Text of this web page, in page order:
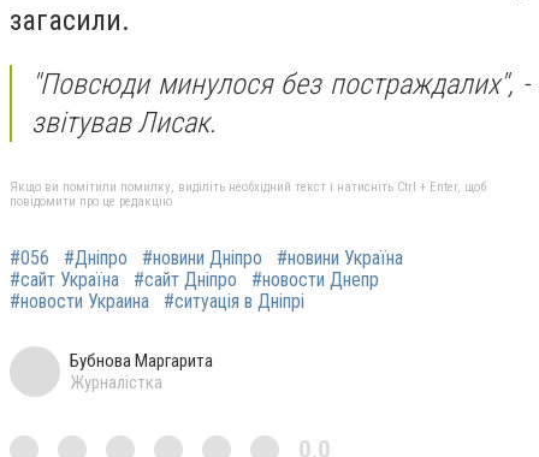
загасили.
"Повсюди минулося без постраждалих", -
звітував Лисак.
Якщо ви помітили помилку, виділіть необхідний текст і натисніть Ctrl + Enter, щоб
повідомити про це редакцію
#056 #Дніпро #новини Дніпро
#новини Україна
#сайт Україна
#сайт Дніпро
#новости Днепр
#новости Украина
#ситуація в Дніпрі
Бубнова Маргарита
Журналістка
0,0